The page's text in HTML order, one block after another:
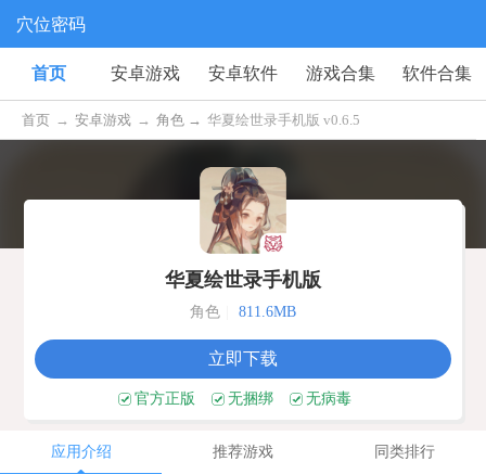
穴位密码
首页 安卓游戏 安卓软件 游戏合集 软件合集
首页 → 安卓游戏 → 角色 → 华夏绘世录手机版 v0.6.5
华夏绘世录手机版
角色 811.6MB
立即下载
官方正版 无捆绑 无病毒
应用介绍 推荐游戏 同类排行